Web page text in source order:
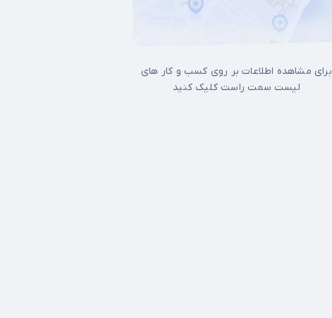
برای مشاهده اطلاعات بر روی کسب و کار های
لیست سمت راست کلیک کنید